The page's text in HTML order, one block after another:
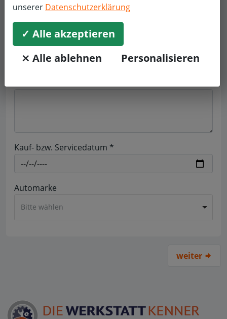
Kauf- bzw. Servicedatum *
Automarke
Bitte wählen
weiter
unserer Datenschutzerklärung
✓ Alle akzeptieren
⨯ Alle ablehnen
Personalisieren